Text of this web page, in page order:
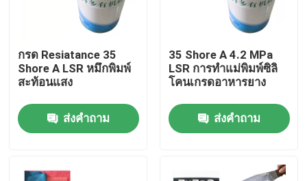
บ้าน
เกี่ยวกับเรา
กรด Resiatance 35
Shore A LSR หมึกพิมพ์
สะท้อนแสง
ส่งคำถาม
35 Shore A 4.2 MPa
LSR การทำแม่พิมพ์ซิลิ
โคนเกรดอาหารยาง
ส่งคำถาม